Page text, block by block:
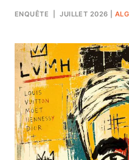
ENQUÊTE | JUILLET 2026